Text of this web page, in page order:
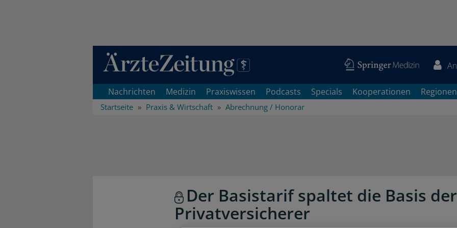
Direkt zum Inhaltsbereich
Nachrichten Medizin Praxiswissen Podcasts Specials Kooperationen Regionen
Startseite Praxis & Wirtschaft Abrechnung / Honorar
Der Basistarif spaltet die Basis der
Privatversicherer